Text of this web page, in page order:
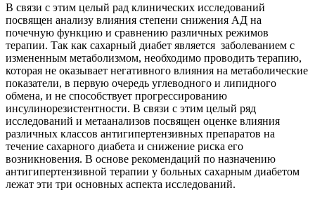
В связи с этим целый рад клинических исследований
посвящен анализу влияния степени снижения АД на
почечную функцию и сравнению различных режимов
терапии. Так как сахарный диабет является заболеванием с
измененным метаболизмом, необходимо проводить терапию,
которая не оказывает негативного влияния на метаболические
показатели, в первую очередь углеводного и липидного
обмена, и не способствует прогрессированию
инсулинорезистентности. В связи с этим целый ряд
исследований и метаанализов посвящен оценке влияния
различных классов антигипертензивных препаратов на
течение сахарного диабета и снижение риска его
возникновения. В основе рекомендаций по назначению
антигипертензивной терапии у больных сахарным диабетом
лежат эти три основных аспекта исследований.